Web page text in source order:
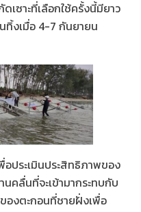
ซาะที่เลือกใช้ครั้งนี้มียาว
งเมื่อ 4-7 กันยายน
ประเมินประสิทธิภาพของ
คลื่นที่จะเข้ามากระทบกับ
องตะกอนที่ชายฝั่งเพื่อ